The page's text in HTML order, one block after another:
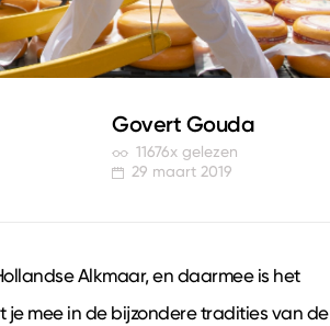
Govert Gouda
11676x gelezen
29 maart 2019
Alkmaar, en daarmee is het
mee in de bijzondere tradities van de